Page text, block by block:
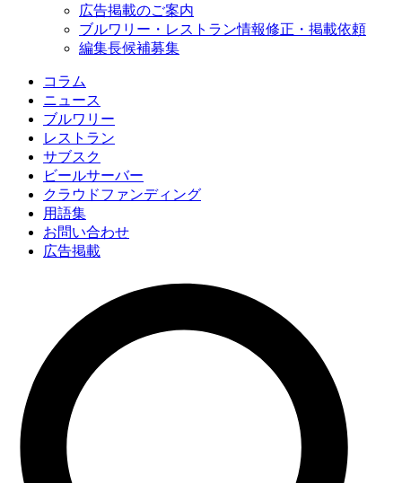
広告掲載のご案内
ブルワリー・レストラン情報修正・掲載依頼
編集長候補募集
コラム
ニュース
ブルワリー
レストラン
サブスク
ビールサーバー
クラウドファンディング
用語集
お問い合わせ
広告掲載